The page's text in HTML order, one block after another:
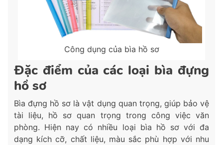
Công dụng của bìa hồ sơ
Đặc điểm của các loại bìa đựng
hồ sơ
Bìa đựng hồ sơ là vật dụng quan trọng, giúp bảo vệ
tài liệu, hồ sơ quan trọng trong công việc văn
phòng. Hiện nay có nhiều loại bìa hồ sơ với đa
dạng kích cỡ, chất liệu, màu sắc phù hợp với nhu